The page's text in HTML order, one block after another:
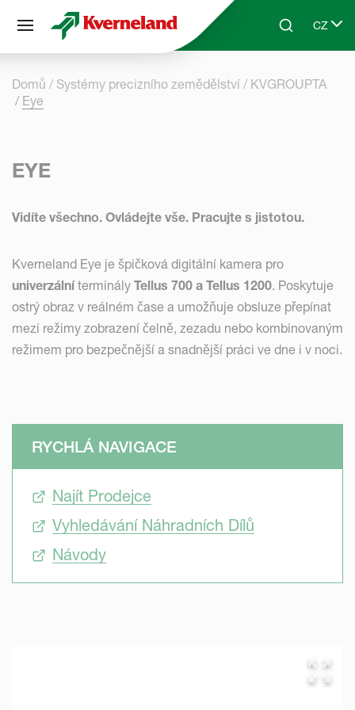
Skip to main contentSearchCZ
Select
Domů Systémy precizního zemědělství
KVGROUPTA
Eye
EYE
Vidíte všechno. Ovládejte vše. Pracujte s jistotou.
Kverneland Eye je špičková digitální kamera pro
univerzálníterminály Tellus 700 a Tellus 1200. Poskytuje
ostrý obraz v reálném čase a umožňuje obsluze přepínat
mezi režimy zobrazení čelně, zezadu nebo kombinovaným
režimem pro bezpečnější a snadnější práci ve dne i v noci.
RYCHLÁ NAVIGACE
Najít Prodejce
Vyhledávání Náhradních Dílů
Návody
Panel pro správu cookies